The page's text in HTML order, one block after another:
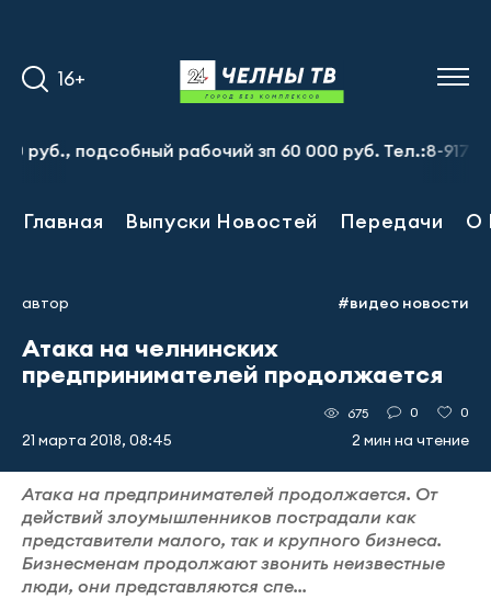
16+
подсобный рабочий зп 60 000 руб. Тел.:8-917-913-
Главная Выпуски Новостей Передачи О
автор #видео новости
Атака на челнинских
предпринимателей продолжается
21 марта 2018, 08:45
675 0 0
2 мин на чтение
Атака на предпринимателей продолжается. От
действий злоумышленников пострадали как
представители малого, так и крупного бизнеса.
Бизнесменам продолжают звонить неизвестные
люди, они представляются спе...